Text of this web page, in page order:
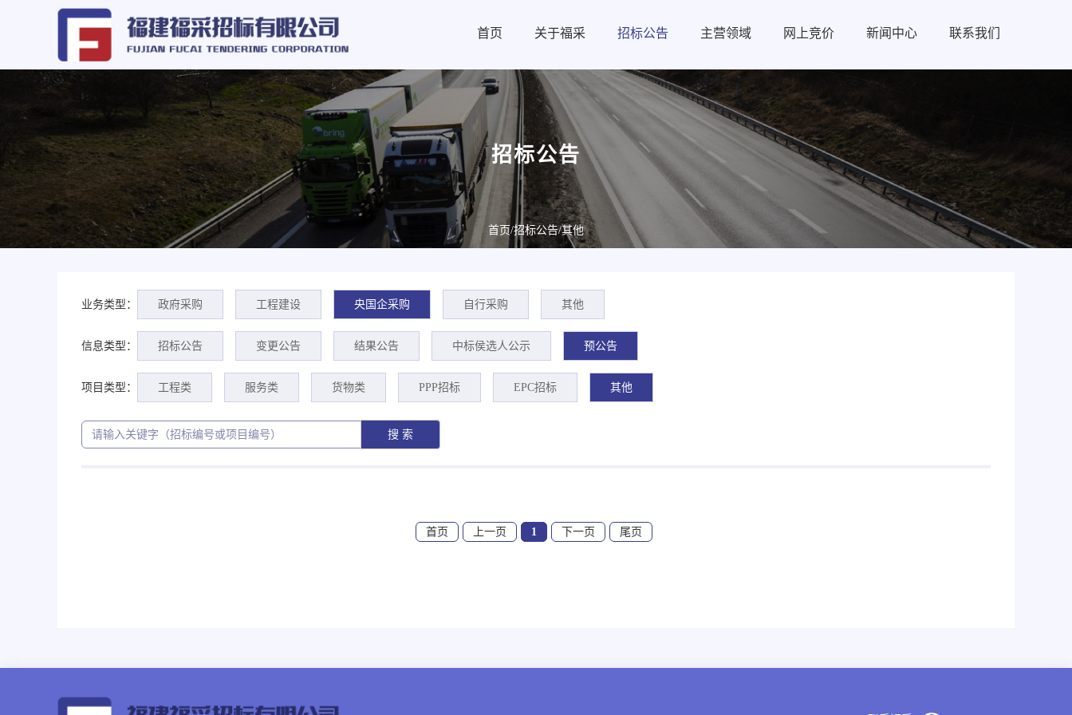
首页 关于福采 招标公告 主营领域 网上竞价 新闻中心 联系我们
招标公告
首页/招标公告/其他
业务类型： 政府采购 工程建设 央国企采购 自行采购 其他
信息类型： 招标公告 变更公告 结果公告 中标侯选人公示 预公告
项目类型： 工程类 服务类 货物类 PPP招标 EPC招标 其他
首页 上一页 1 下一页 尾页